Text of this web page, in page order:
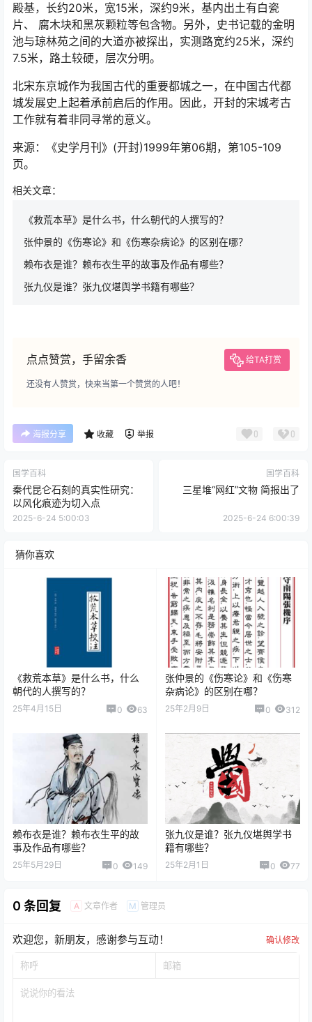
殿基，长约20米，宽15米，深约9米，基内出土有白瓷
片、 腐木块和黑灰颗粒等包含物。另外，史书记载的金明
池与琼林苑之间的大道亦被探出，实测路宽约25米，深约
7.5米，路土较硬，层次分明。
北宋东京城作为我国古代的重要都城之一，在中国古代都
城发展史上起着承前启后的作用。因此，开封的宋城考古
工作就有着非同寻常的意义。
来源：《史学月刊》(开封)1999年第06期，第105-109
页。
相关文章：
《救荒本草》是什么书，什么朝代的人撰写的？
张仲景的《伤寒论》和《伤寒杂病论》的区别在哪？
赖布衣是谁？赖布衣生平的故事及作品有哪些？
张九仪是谁？张九仪堪舆学书籍有哪些？
点点赞赏，手留余香 给TA打赏
还没有人赞赏，快来当第一个赞赏的人吧！
海报分享 收藏 举报 0 0
国学百科
秦代昆仑石刻的真实性研究：
以风化痕迹为切入点
2025-6-24 5:00:03
国学百科
三星堆“网红”文物 简报出了
2025-6-24 6:00:39
猜你喜欢
《救荒本草》是什么书，什么
朝代的人撰写的？
25年4月15日 0 63
张仲景的《伤寒论》和《伤寒
杂病论》的区别在哪？
25年2月9日 0 312
赖布衣是谁？赖布衣生平的故
事及作品有哪些？
25年5月29日 0 149
张九仪是谁？张九仪堪舆学书
籍有哪些？
25年2月1日 0 77
0 条回复 A 文章作者 M 管理员
欢迎您，新朋友，感谢参与互动！ 确认修改